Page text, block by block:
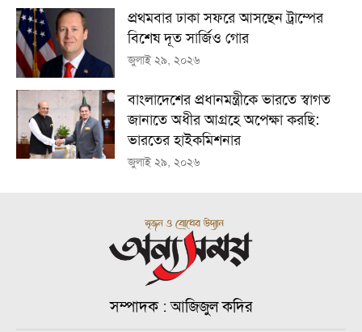
প্রথমবার ঢাকা সফরে আসছেন ট্রাম্পের
বিশেষ দূত সার্জিও গোর
জুলাই ২৯, ২০২৬
বাংলাদেশের প্রধানমন্ত্রীকে ভারতে স্বাগত
জানাতে অধীর আগ্রহে অপেক্ষা কর‌ছি:
ভারতের হাইকমিশনার
জুলাই ২৯, ২০২৬
সম্পাদক : আজিজুল কদির